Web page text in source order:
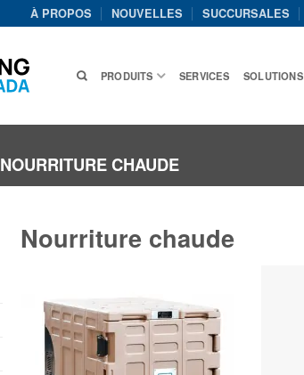
À PROPOS NOUVELLES SUCCURSALES
PRODUITS SERVICES SOLUTIONS
NOURRITURE CHAUDE
Nourriture chaude